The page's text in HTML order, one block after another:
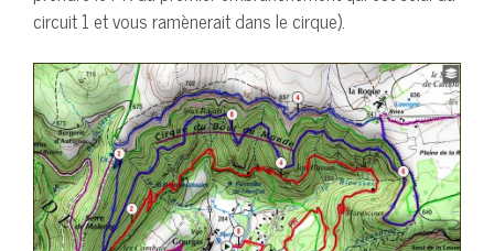
circuit 1 et vous ramènerait dans le cirque).